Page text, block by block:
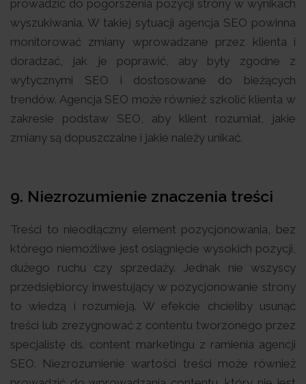
prowadzić do pogorszenia pozycji strony w wynikach
wyszukiwania. W takiej sytuacji agencja SEO powinna
monitorować zmiany wprowadzane przez klienta i
doradzać, jak je poprawić, aby były zgodne z
wytycznymi SEO i dostosowane do bieżących
trendów. Agencja SEO może również szkolić klienta w
zakresie podstaw SEO, aby klient rozumiał, jakie
zmiany są dopuszczalne i jakie należy unikać.
9. Niezrozumienie znaczenia treści
Treści to nieodłączny element pozycjonowania, bez
którego niemożliwe jest osiągnięcie wysokich pozycji,
dużego ruchu czy sprzedaży. Jednak nie wszyscy
przedsiębiorcy inwestujący w pozycjonowanie strony
to wiedzą i rozumieją. W efekcie chcieliby usunąć
treści lub zrezygnować z contentu tworzonego przez
specjalistę ds. content marketingu z ramienia agencji
SEO. Niezrozumienie wartości treści może również